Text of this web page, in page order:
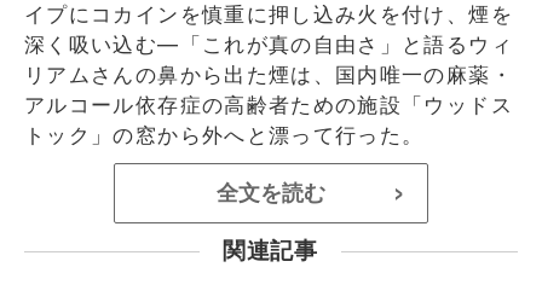
イプにコカインを慎重に押し込み火を付け、煙を
深く吸い込む―「これが真の自由さ」と語るウィ
リアムさんの鼻から出た煙は、国内唯一の麻薬・
アルコール依存症の高齢者ための施設「ウッドス
トック」の窓から外へと漂って行った。
全文を読む >
関連記事